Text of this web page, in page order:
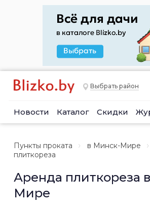
Выбрать район
Новости Каталог Скидки
Пункты проката в Минск-Мире
плиткореза
Аренда плиткореза
Мире